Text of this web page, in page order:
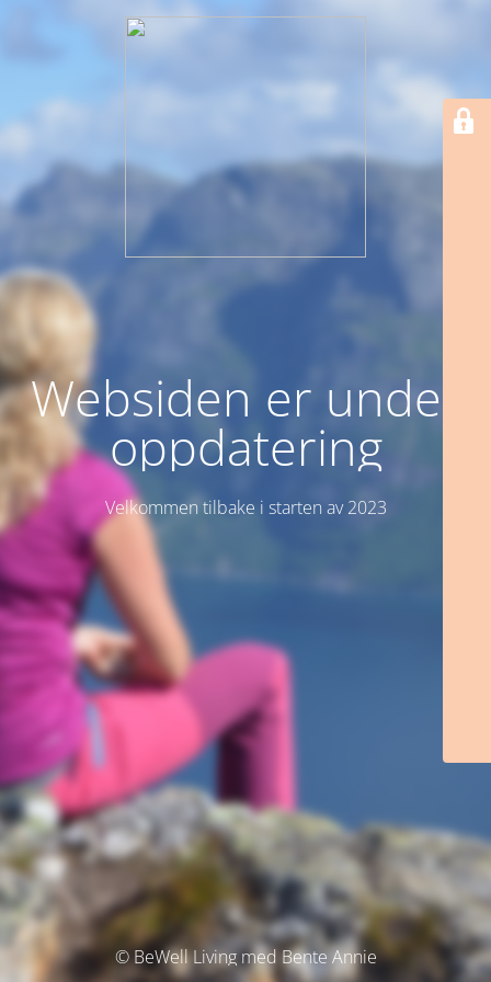
Websiden er under
oppdatering
Velkommen tilbake i starten av 2023
© BeWell Living med Bente Annie